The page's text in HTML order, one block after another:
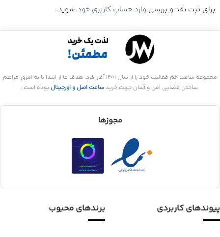
برای ثبت نقد و بررسی وارد حساب کاربری خود شوید.
مجموعه ساعت جَم فعالیت خود را از سال 1401 آغاز کرد. هدف ما از ابتدا تا به امروز فراهم
ساختن فضایی امن و آسان جهت خرید ساعت اصل و اورجینال بوده است.
مجوزها
پیوندهای کاربردی برندهای محبوب